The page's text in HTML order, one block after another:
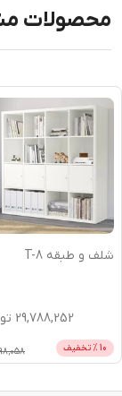
محصولات
شلف و طبقه T-8
29,788,252
10 % تخفیف